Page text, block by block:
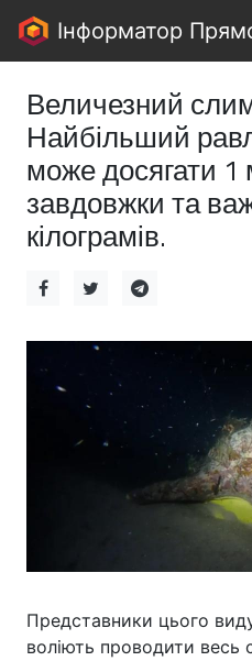
Інформатор
Величезний
Найбільший
може досягати 1
завдовжки та
кілограмів.
Представники цього
воліють проводити весь